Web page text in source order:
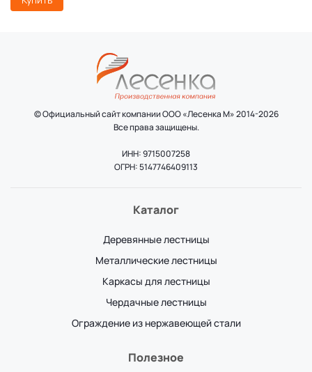
© Официальный сайт компании ООО «Лесенка М» 2014-2026
Все права защищены.
ИНН: 9715007258
ОГРН: 5147746409113
Каталог
Деревянные лестницы
Металлические лестницы
Каркасы для лестницы
Чердачные лестницы
Ограждение из нержавеющей стали
Полезное